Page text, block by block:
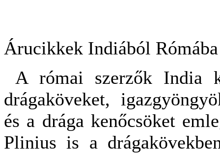
Árucikkek Indiából Rómába
A római szerzők India
drágaköveket,
és a drága kenőcsöket
Plinius is a